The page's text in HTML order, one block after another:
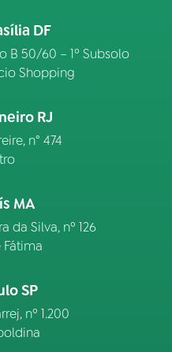
DF
B 50/60 – 1º Subsolo
Shopping
RJ
n° 474
MA
da Silva, nº 126
Fátima
SP
nº 1.200